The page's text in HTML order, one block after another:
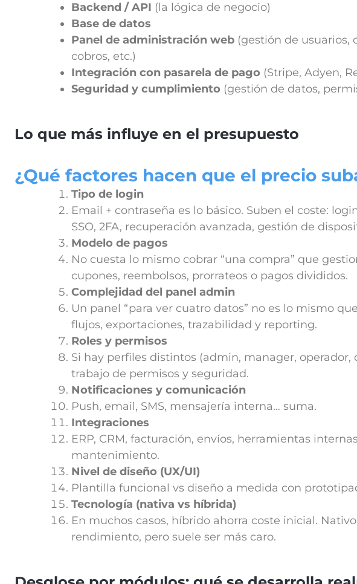
Backend / API (la lógica de negocio)
Base de datos
Panel de administración web (gestión de usuarios,
cobros, etc.)
Integración con pasarela de pago (Stripe, Adyen,
Seguridad y cumplimiento (gestión de datos,
Lo que más influye en el presupuesto
¿Qué factores hacen que el precio
Tipo de login
Email + contraseña es lo básico. Suben el coste:
SSO, 2FA, recuperación avanzada, gestión de
Modelo de pagos
No cuesta lo mismo cobrar “una compra” que
cupones, reembolsos, prorrateos o pagos divididos.
Complejidad del panel admin
Un panel “para ver cuatro datos” no es lo mismo
flujos, exportaciones, trazabilidad y reporting.
Roles y permisos
Si hay perfiles distintos (admin, manager, operador,
trabajo de permisos y seguridad.
Notificaciones y comunicación
Push, email, SMS, mensajería interna… suma.
Integraciones
ERP, CRM, facturación, envíos, herramientas
mantenimiento.
Nivel de diseño (UX/UI)
Plantilla funcional vs diseño a medida con
Tecnología (nativa vs híbrida)
En muchos casos, híbrido ahorra coste inicial.
rendimiento, pero suele ser más caro.